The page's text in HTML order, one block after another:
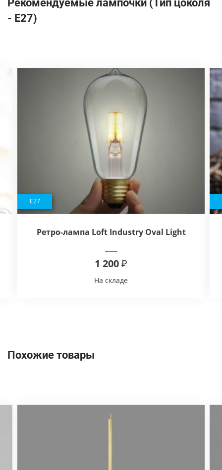
Рекомендуемые лампочки (Тип цоколя
- E27)
E27
Ретро-лампа Loft Industry Oval Light
1 200 ₽
На складе
Похожие товары